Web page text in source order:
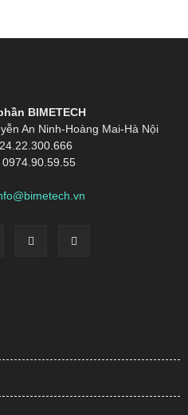
BIMETECH
An Ninh-Hoàng Mai-Hà Nội
0974.90.59.55